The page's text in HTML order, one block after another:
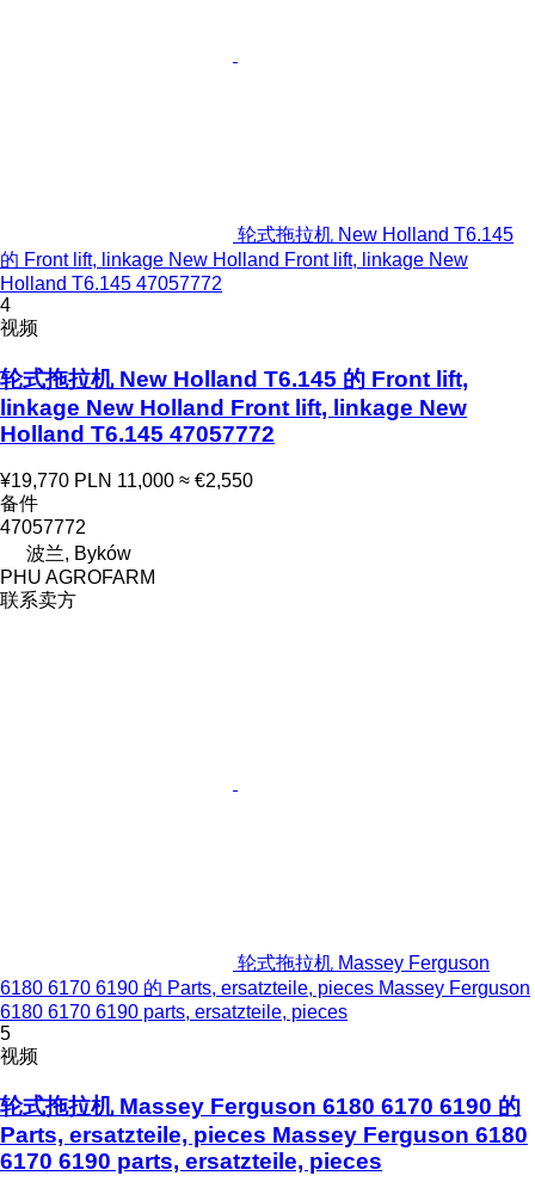
轮式拖拉机 New Holland T6.145
的 Front lift, linkage New Holland Front lift, linkage New
Holland T6.145 47057772
4
视频
轮式拖拉机 New Holland T6.145 的 Front lift,
linkage New Holland Front lift, linkage New
Holland T6.145 47057772
¥19,770 PLN 11,000 ≈ €2,550
备件
47057772
波兰, Byków
PHU AGROFARM
联系卖方
轮式拖拉机 Massey Ferguson
6180 6170 6190 的 Parts, ersatzteile, pieces Massey Ferguson
6180 6170 6190 parts, ersatzteile, pieces
5
视频
轮式拖拉机 Massey Ferguson 6180 6170 6190 的
Parts, ersatzteile, pieces Massey Ferguson 6180
6170 6190 parts, ersatzteile, pieces